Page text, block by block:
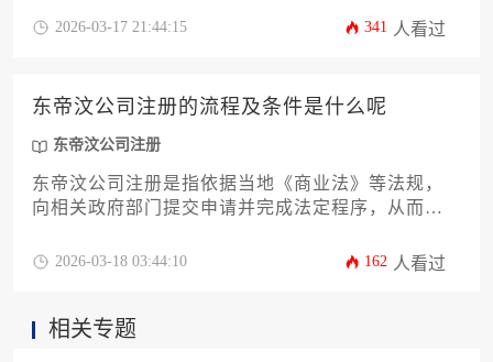
资本及代理服务差异而浮动，通常介于数千至上万
2026-03-17 21:44:15 341 人看过
东帝汶公司注册的流程及条件是什么呢
东帝汶公司注册
东帝汶公司注册是指依据当地《商业法》等法规，
向相关政府部门提交申请并完成法定程序，从而在
称核准、文件准备、申请提交、审批与登记等步
2026-03-18 03:44:10 162 人看过
相关专题